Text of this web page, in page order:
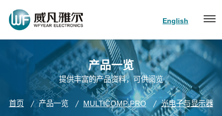
English
产品一览
提供丰富的产品资料，可供阅览
首页 产品一览 MULTICOMP PRO 光电子与显示器